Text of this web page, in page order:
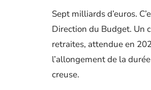
Sept milliards d’euros.
Direction du Budget. Un
retraites, attendue en
l’allongement de la
creuse.